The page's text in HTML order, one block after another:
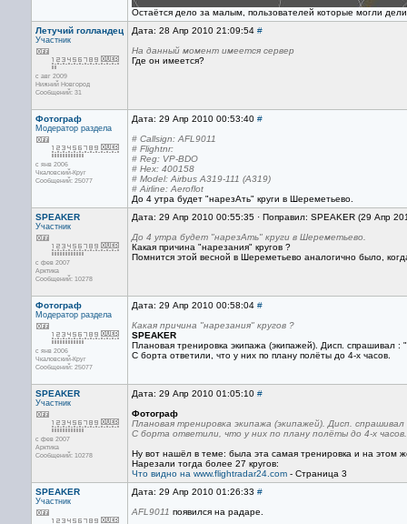
Остаётся дело за малым, пользователей которые могли
Летучий голландец
Участник
с авг 2009
Нижний Новгород
Сообщений: 31
Дата: 28 Апр 2010 21:09:54 #
На данный момент имеется сервер
Где он имеется?
Фотограф
Модератор раздела
с янв 2006
Чкаловский-Круг
Сообщений: 25077
Дата: 29 Апр 2010 00:53:40 #
# Callsign: AFL9011
# Flightnr:
# Reg: VP-BDO
# Hex: 400158
# Model: Airbus A319-111 (A319)
# Airline: Aeroflot
До 4 утра будет "нарезАть" круги в Шереметьево.
SPEAKER
Участник
с фев 2007
Арктика
Сообщений: 10278
Дата: 29 Апр 2010 00:55:35 · Поправил: SPEAKER (29 Апр
До 4 утра будет "нарезАть" круги в Шереметьево.
Какая причина "нарезания" кругов ?
Помнится этой весной в Шереметьево аналогично было,
Фотограф
Модератор раздела
с янв 2006
Чкаловский-Круг
Сообщений: 25077
Дата: 29 Апр 2010 00:58:04 #
Какая причина "нарезания" кругов ?
SPEAKER
Плановая тренировка экипажа (экипажей). Дисп. спрашивал :
С борта ответили, что у них по плану полёты до 4-х часов.
SPEAKER
Участник
с фев 2007
Арктика
Сообщений: 10278
Дата: 29 Апр 2010 01:05:10 #
Фотограф
Плановая тренировка экипажа (экипажей). Дисп.
С борта ответили, что у них по плану полёты до 4-х часов.
Ну вот нашёл в теме: была эта самая тренировка и на этом
Нарезали тогда более 27 кругов:
Что видно на www.flightradar24.com - Страница 3
SPEAKER
Участник
Дата: 29 Апр 2010 01:26:33 #
AFL9011 появился на радаре.